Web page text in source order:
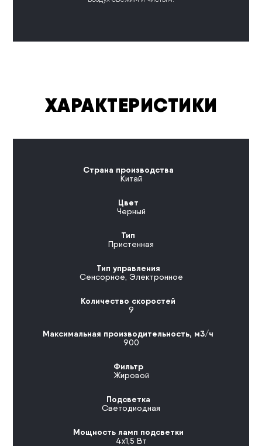
ХАРАКТЕРИСТИКИ
Страна производства
Китай
Цвет
Черный
Тип
Пристенная
Тип управления
Сенсорное, Электронное
Количество скоростей
9
Максимальная производительность, м3/ч
900
Фильтр
Жировой
Подсветка
Светодиодная
Мощность ламп подсветки
4х1,5 Вт